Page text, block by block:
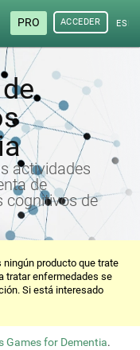
PRO ACCEDER
actividades
de
cognitivos de
producto que trate
tratar enfermedades se
Si está interesado
Games for Dementia.